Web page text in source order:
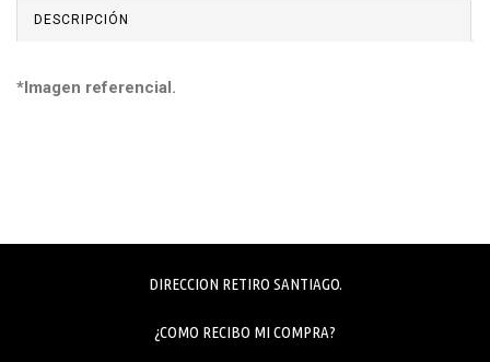
DESCRIPCIÓN
*Imagen referencial.
DIRECCION RETIRO SANTIAGO.
¿COMO RECIBO MI COMPRA?